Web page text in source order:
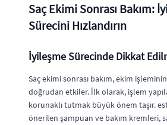
Saç Ekimi Sonrası Bakım:
Sürecini Hızlandırın
İyileşme Sürecinde Dikkat
Saç ekimi sonrası bakım, ekim işleminin
doğrudan etkiler. İlk olarak, işlem
korunaklı tutmak büyük önem taşır.
önerilen şampuan ve bakım kremleri,